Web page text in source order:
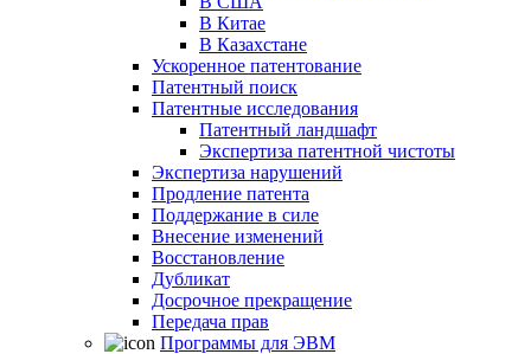
В Китае
В Казахстане
Ускоренное патентование
Патентный поиск
Патентные исследования
Патентный ландшафт
Экспертиза патентной чистоты
Экспертиза нарушений
Продление патента
Поддержание в силе
Внесение изменений
Восстановление
Дубликат
Досрочное прекращение
Передача прав
Программы для ЭВМ